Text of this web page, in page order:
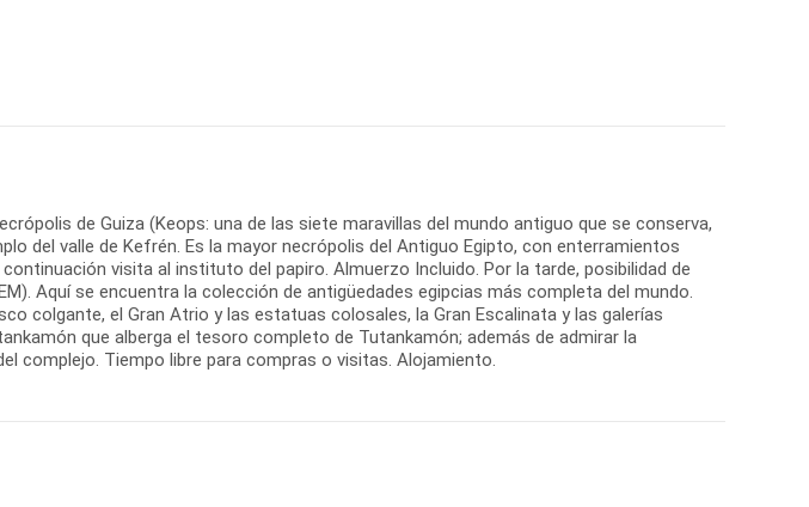
de Guiza (Keops: una de las siete maravillas del mundo antiguo que se conserva,
del valle de Kefrén. Es la mayor necrópolis del Antiguo Egipto, con enterramientos
visita al instituto del papiro. Almuerzo Incluido. Por la tarde, posibilidad de
Aquí se encuentra la colección de antigüedades egipcias más completa del mundo.
colgante, el Gran Atrio y las estatuas colosales, la Gran Escalinata y las galerías
que alberga el tesoro completo de Tutankamón; además de admirar la
complejo. Tiempo libre para compras o visitas. Alojamiento.